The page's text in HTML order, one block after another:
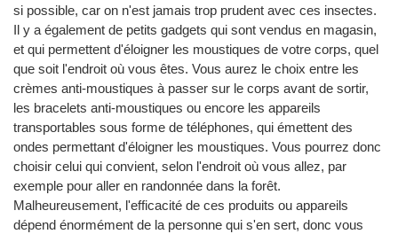
si possible, car on n'est jamais trop prudent avec ces insectes.
Il y a également de petits gadgets qui sont vendus en magasin,
et qui permettent d'éloigner les moustiques de votre corps, quel
que soit l'endroit où vous êtes. Vous aurez le choix entre les
crèmes anti-moustiques à passer sur le corps avant de sortir,
les bracelets anti-moustiques ou encore les appareils
transportables sous forme de téléphones, qui émettent des
ondes permettant d'éloigner les moustiques. Vous pourrez donc
choisir celui qui convient, selon l'endroit où vous allez, par
exemple pour aller en randonnée dans la forêt.
Malheureusement, l'efficacité de ces produits ou appareils
dépend énormément de la personne qui s'en sert, donc vous